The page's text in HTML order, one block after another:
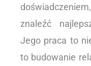
znaleźć
Jego praca to
to budowanie